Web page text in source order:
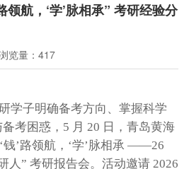
领航，‘学’脉相承” 考研经验分
览量：417
学子明确备考方向、掌握科学
考困惑，5 月 20 日，青岛黄海
钱’路领航，‘学’脉相承 ——26
人” 考研报告会。活动邀请 2026